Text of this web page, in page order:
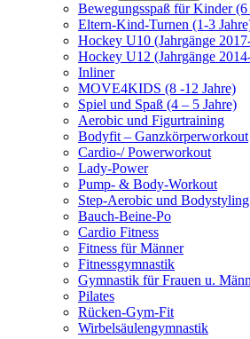
Bewegungsspaß für Kinder (6
Eltern-Kind-Turnen (1-3
Hockey U10 (Jahrgänge
Hockey U12 (Jahrgänge
Inliner
MOVE4KIDS (8 -12 Jahre)
Spiel und Spaß (4 – 5 Jahre)
Aerobic und Figurtraining
Bodyfit – Ganzkörperworkout
Cardio-/ Powerworkout
Lady-Power
Pump- & Body-Workout
Step-Aerobic und Bodystyling
Bauch-Beine-Po
Cardio Fitness
Fitness für Männer
Fitnessgymnastik
Gymnastik für Frauen u.
Pilates
Rücken-Gym-Fit
Wirbelsäulengymnastik